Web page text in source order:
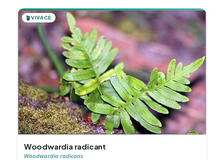
🪴VIVACE
Woodwardia radicant
Woodwardia radicans